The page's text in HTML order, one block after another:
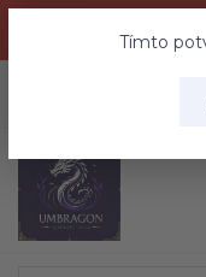
nebuďte vyděšeni
Tímto